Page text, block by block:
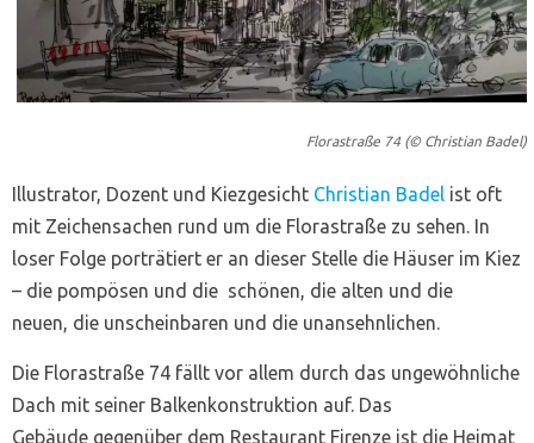
Florastraße 74 (© Christian Badel)
Illustrator, Dozent und Kiezgesicht Christian Badel ist oft
mit Zeichensachen rund um die Florastraße zu sehen. In
loser Folge porträtiert er an dieser Stelle die Häuser im Kiez
– die pompösen und die schönen, die alten und die
neuen, die unscheinbaren und die unansehnlichen.
Die Florastraße 74 fällt vor allem durch das ungewöhnliche
Dach mit seiner Balkenkonstruktion auf. Das
Gebäude gegenüber dem Restaurant Firenze ist die Heimat